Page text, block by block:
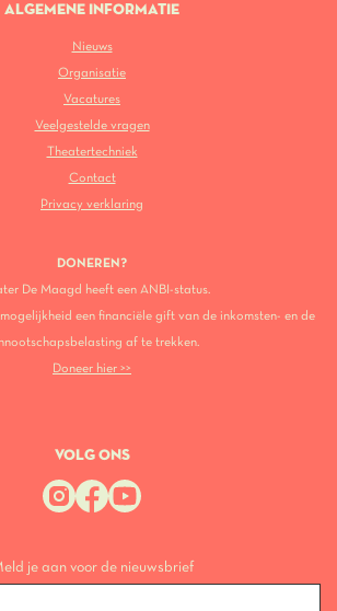
ALGEMENE INFORMATIE
Nieuws
Organisatie
Vacatures
Veelgestelde vragen
Theatertechniek
Contact
Privacy verklaring
DONEREN?
De Maagd heeft een ANBI-status.
een financiële gift van de inkomsten- en de
af te trekken.
Doneer hier >>
VOLG ONS
je aan voor de nieuwsbrief